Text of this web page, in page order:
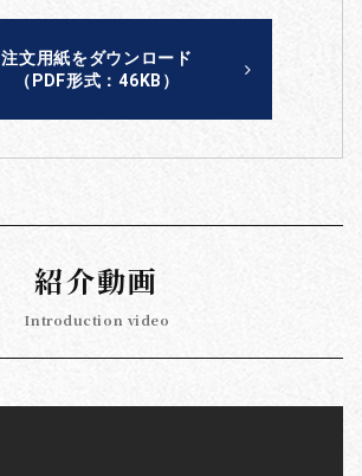
注文用紙をダウンロード
（PDF形式：46KB）
紹介動画
Introduction video